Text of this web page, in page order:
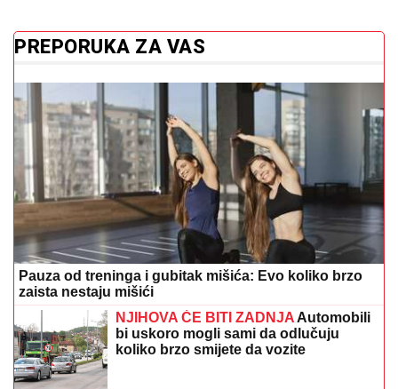
PREPORUKA ZA VAS
Pauza od treninga i gubitak mišića: Evo koliko brzo
zaista nestaju mišići
NJIHOVA ĆE BITI ZADNJA Automobili
bi uskoro mogli sami da odlučuju
koliko brzo smijete da vozite